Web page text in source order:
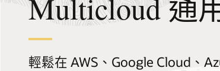
Multicloud 通
輕鬆在 AWS、Google Cloud、